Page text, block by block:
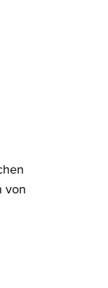
von